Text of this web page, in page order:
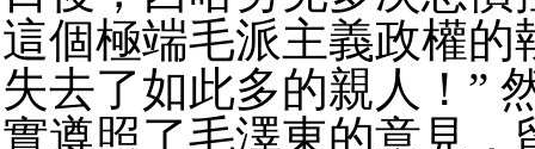
這個極端毛派主義政權的
失去了如此多的親人！”
實遵照了毛澤東的意見，